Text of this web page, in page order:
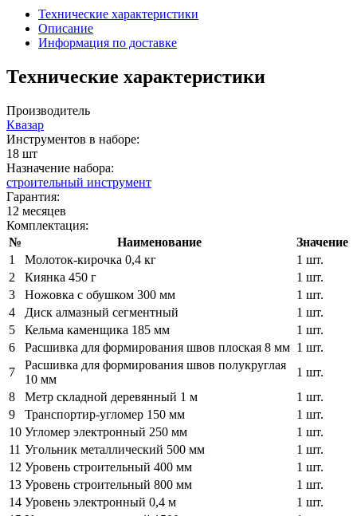
Технические характеристики
Описание
Информация по доставке
Технические характеристики
Производитель
Квазар
Инструментов в наборе:
18 шт
Назначение набора:
строительный инструмент
Гарантия:
12 месяцев
Комплектация:
№
Наименование
Значение
1
Молоток-кирочка 0,4 кг
1 шт.
2
Киянка 450 г
1 шт.
3
Ножовка с обушком 300 мм
1 шт.
4
Диск алмазный сегментный
1 шт.
5
Кельма каменщика 185 мм
1 шт.
6
Расшивка для формирования швов плоская 8 мм 1 шт.
7
Расшивка для формирования швов полукруглая
10 мм
1 шт.
8
Метр складной деревянный 1 м
1 шт.
9
Транспортир-угломер 150 мм
1 шт.
10 Угломер электронный 250 мм
1 шт.
11 Угольник металлический 500 мм
1 шт.
12 Уровень строительный 400 мм
1 шт.
13 Уровень строительный 800 мм
1 шт.
14 Уровень электронный 0,4 м
1 шт.